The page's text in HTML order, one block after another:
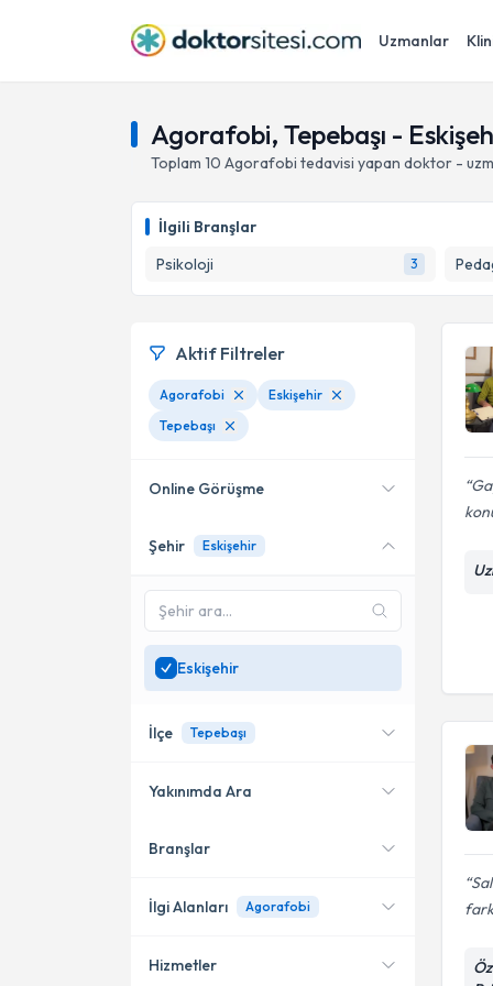
Uzmanlar
Agorafobi, Tepebaşı -
Toplam 10 Agorafobi tedavisi yapan doktor -
İlgili Branşlar
Psikoloji
3
Aktif Filtreler
Agorafobi
Eskişehir
Tepebaşı
Online Görüşme
Online danışmanlık sunan
SadeceEskişehir
bölgesinde uzman ara
Şehir Eskişehir
Eskişehir
İlçe Tepebaşı
Tepebaşı
Odunpazarı
Yakınımda Ara
Konumuma yakın uzmanları
Branşlar
Psikoloji
İlgi Alanları Agorafobi
Hizmetler